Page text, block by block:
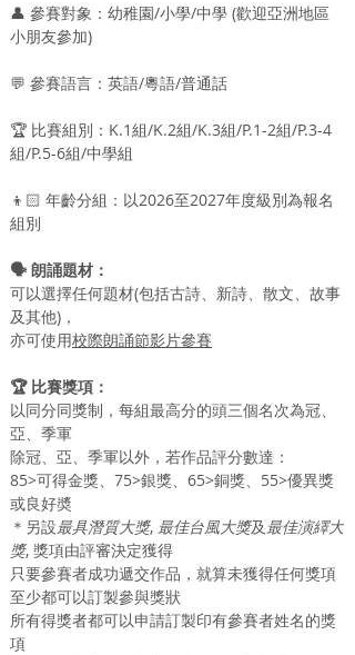
👤 參賽對象：幼稚園/小學/中學 (歡迎亞洲地區
小朋友參加)
💬 參賽語言：英語/粵語/普通話
🏆 比賽組別：K.1組/K.2組/K.3組/P.1-2組/P.3-4
組/P.5-6組/中學組
👦🏻 年齡分組：以2026至2027年度級別為報名
組別
🗣 朗誦題材：
可以選擇任何題材(包括古詩、新詩、散文、故事
及其他)，
亦可使用校際朗誦節影片參賽
🏆 比賽獎項：
以同分同獎制，每組最高分的頭三個名次為冠、
亞、季軍
除冠、亞、季軍以外，若作品評分數達：
85>可得金獎、75>銀獎、65>銅獎、55>優異獎
或良好奬
＊另設最具潛質大獎, 最佳台風大獎及最佳演繹大
獎, 獎項由評審決定獲得
只要參賽者成功遞交作品，就算未獲得任何獎項
至少都可以訂製參與獎狀
所有得獎者都可以申請訂製印有參賽者姓名的獎
項